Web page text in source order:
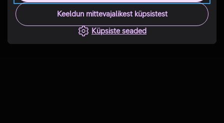
Keeldun mittevajalikest küpsistest
Küpsiste seaded